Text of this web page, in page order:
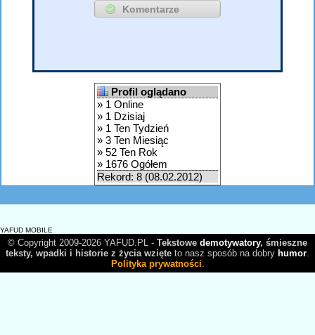
Profil oglądano
» 1 Online
» 1 Dzisiaj
» 1 Ten Tydzień
» 3 Ten Miesiąc
» 52 Ten Rok
» 1676 Ogółem
Rekord: 8 (08.02.2012)
YAFUD MOBILE
© Copyright 2009-2026 YAFUD.PL - Tekstowe demotywatory, śmieszne
teksty, wpadki i historie z życia wzięte to nasz sposób na dobry humor.
Polityka prywatności.